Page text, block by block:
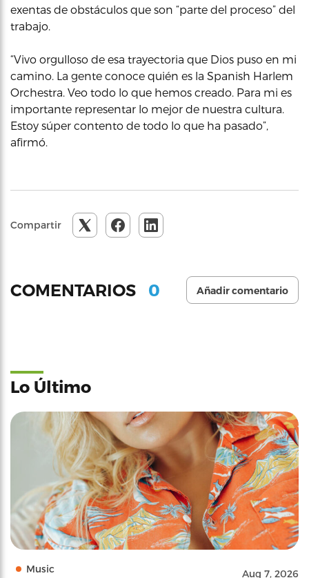
exentas de obstáculos que son “parte del proceso” del
trabajo.
“Vivo orgulloso de esa trayectoria que Dios puso en mi
camino. La gente conoce quién es la Spanish Harlem
Orchestra. Veo todo lo que hemos creado. Para mi es
importante representar lo mejor de nuestra cultura.
Estoy súper contento de todo lo que ha pasado”,
afirmó.
Compartir
COMENTARIOS 0 Añadir comentario
Lo Último
Music Aug 7, 2026